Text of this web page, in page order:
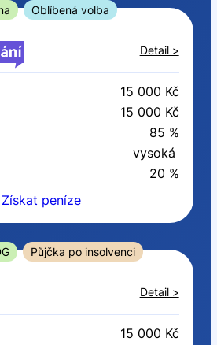
Oblíbená volba
Detail >
15 000 Kč
15 000 Kč
85 %
vysoká
20 %
Získat peníze
Půjčka po insolvenci
Detail >
15 000 Kč